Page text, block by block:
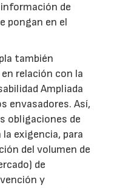
de
pongan en el
también
relación con la
Ampliada
envasadores. Así,
obligaciones de
exigencia, para
del volumen de
de
y